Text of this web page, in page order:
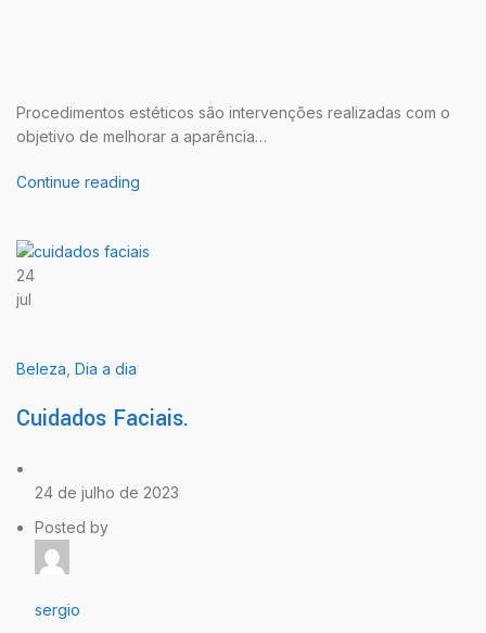
Procedimentos estéticos são intervenções realizadas com o
objetivo de melhorar a aparência…
Continue reading
24
jul
Beleza Dia a dia
Cuidados Faciais.
24 de julho de 2023
Posted by
sergio